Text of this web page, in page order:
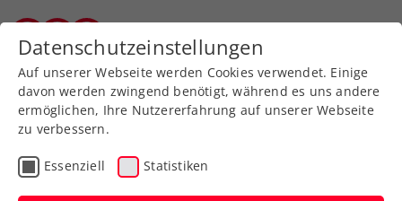
Zurück zur Newsübersicht
Turniere
ITF Heraklion: Kopp und
Datenschutzeinstellungen
Auf unserer Webseite werden Cookies verwendet. Einige
davon werden zwingend benötigt, während es uns andere
ermöglichen, Ihre Nutzererfahrung auf unserer Webseite
zu verbessern.
Essenziell Statistiken